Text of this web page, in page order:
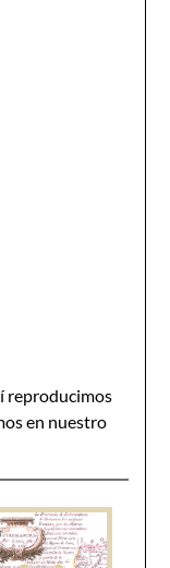
reproducimos
en nuestro